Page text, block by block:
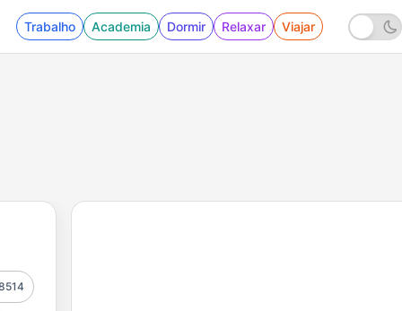
Trabalho Academia Dormir Relaxar Viajar